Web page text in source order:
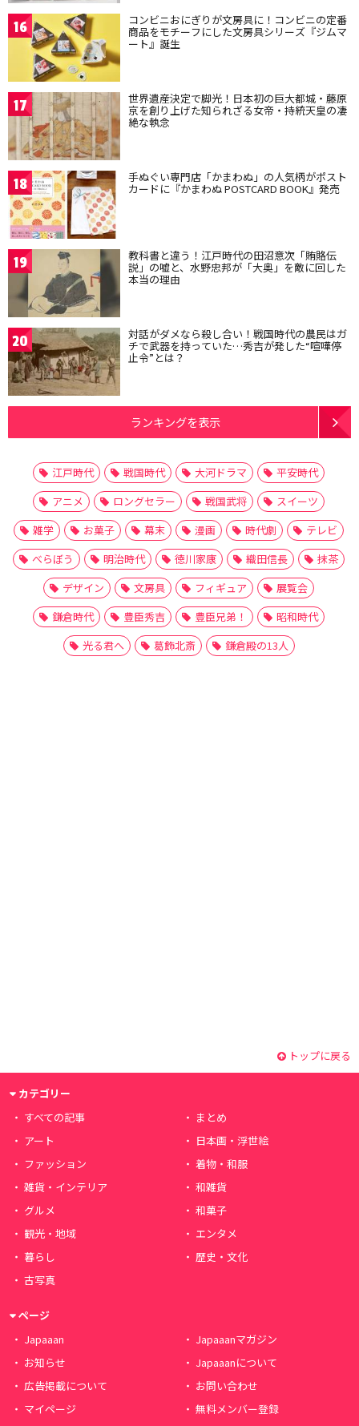
16 コンビニおにぎりが文房具に！コンビニの定番
商品をモチーフにした文房具シリーズ『ジムマ
ート』誕生
17 世界遺産決定で脚光！日本初の巨大都城・藤原
京を創り上げた知られざる女帝・持統天皇の凄
絶な執念
18 手ぬぐい専門店「かまわぬ」の人気柄がポスト
カードに『かまわぬ POSTCARD BOOK』発売
19 教科書と違う！江戸時代の田沼意次「賄賂伝
説」の嘘と、水野忠邦が「大奥」を敵に回した
本当の理由
20 対話がダメなら殺し合い！戦国時代の農民はガ
チで武器を持っていた…秀吉が発した“喧嘩停
止令”とは？
ランキングを表示
江戸時代 戦国時代 大河ドラマ
平安時代
アニメ
ロングセラー 戦国武将
スイーツ
雑学
お菓子 幕末 漫画 時代劇
テレビ
べらぼう
明治時代 徳川家康 織田信長
抹茶
デザイン
文房具 フィギュア
展覧会
鎌倉時代
豊臣秀吉 豊臣兄弟！
昭和時代
光る君へ
葛飾北斎 鎌倉殿の13人
トップに戻る
カテゴリー
すべての記事
まとめ
アート
日本画・浮世絵
ファッション
着物・和服
雑貨・インテリア
和雑貨
グルメ
和菓子
観光・地域
エンタメ
暮らし
歴史・文化
古写真
ページ
Japaaan
Japaaanマガジン
お知らせ
Japaaanについて
広告掲載について
お問い合わせ
マイページ
無料メンバー登録